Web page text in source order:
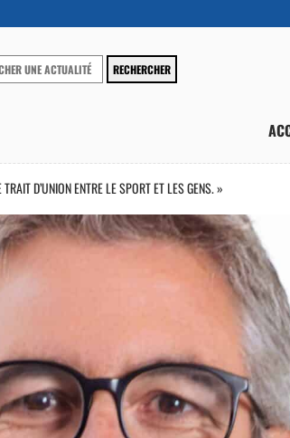
D’UNION ENTRE LE SPORT ET LES GENS. »